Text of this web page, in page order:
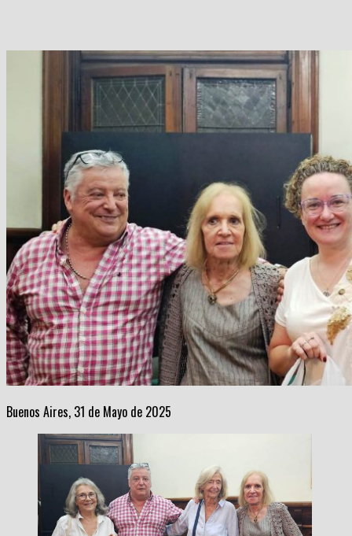
Buenos Aires, 31 de Mayo de 2025